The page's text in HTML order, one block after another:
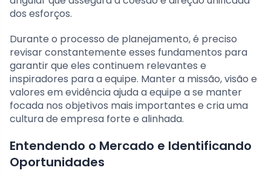
dos esforços.
Durante o processo de planejamento, é preciso
revisar constantemente esses fundamentos para
garantir que eles continuem relevantes e
inspiradores para a equipe. Manter a missão, visão e
valores em evidência ajuda a equipe a se manter
focada nos objetivos mais importantes e cria uma
cultura de empresa forte e alinhada.
Entendendo o Mercado e Identificando
Oportunidades